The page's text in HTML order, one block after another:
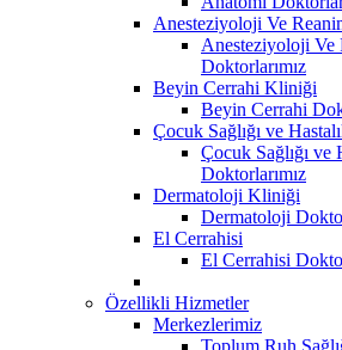
Anesteziyoloji Ve
Anesteziyoloji Ve
Doktorlarımız
Beyin Cerrahi Kliniği
Beyin Cerrahi
Çocuk Sağlığı ve
Çocuk Sağlığı ve
Doktorlarımız
Dermatoloji Kliniği
Dermatoloji
El Cerrahisi
El Cerrahisi
Özellikli Hizmetler
Merkezlerimiz
Toplum Ruh